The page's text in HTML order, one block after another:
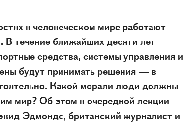
в человеческом мире работают
В течение ближайших десяти лет
средства, системы управления и
будут принимать решения — в
Какой морали люди должны
мир? Об этом в очередной лекции
Эдмондс, британский журналист и